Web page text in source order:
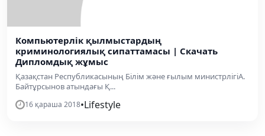
Компьютерлік қылмыстардың
криминологиялық сипаттамасы | Скачать
Дипломдық жұмыс
Қазақстан Республикасының Білім және ғылым министрлігіА.
Байтұрсынов атындағы Қ...
16 қараша 2018•Lifestyle